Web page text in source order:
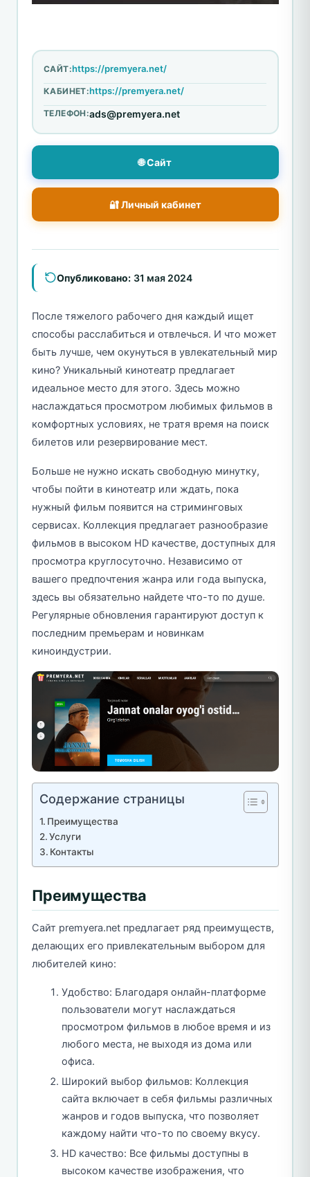
САЙТ:https://premyera.net/
КАБИНЕТ:https://premyera.net/
ТЕЛЕФОН:ads@premyera.net
🌐 Сайт
🔐 Личный кабинет
Опубликовано: 31 мая 2024
После тяжелого рабочего дня каждый ищет
способы расслабиться и отвлечься. И что может
быть лучше, чем окунуться в увлекательный мир
кино? Уникальный кинотеатр предлагает
идеальное место для этого. Здесь можно
наслаждаться просмотром любимых фильмов в
комфортных условиях, не тратя время на поиск
билетов или резервирование мест.
Больше не нужно искать свободную минутку,
чтобы пойти в кинотеатр или ждать, пока
нужный фильм появится на стриминговых
сервисах. Коллекция предлагает разнообразие
фильмов в высоком HD качестве, доступных для
просмотра круглосуточно. Независимо от
вашего предпочтения жанра или года выпуска,
здесь вы обязательно найдете что-то по душе.
Регулярные обновления гарантируют доступ к
последним премьерам и новинкам
киноиндустрии.
Содержание страницы
Преимущества
Услуги
Контакты
Преимущества
Сайт premyera.net предлагает ряд преимуществ,
делающих его привлекательным выбором для
любителей кино:
Удобство: Благодаря онлайн-платформе
пользователи могут наслаждаться
просмотром фильмов в любое время и из
любого места, не выходя из дома или
офиса.
Широкий выбор фильмов: Коллекция
сайта включает в себя фильмы различных
жанров и годов выпуска, что позволяет
каждому найти что-то по своему вкусу.
HD качество: Все фильмы доступны в
высоком качестве изображения, что